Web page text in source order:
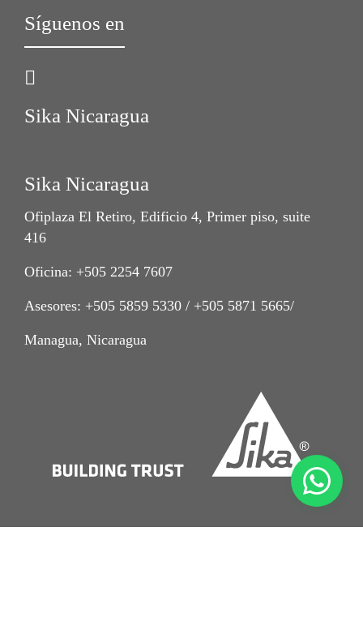
Síguenos en
Sika Nicaragua
Sika Nicaragua
Ofiplaza El Retiro, Edificio 4, Primer piso, suite
416
Oficina: +505 2254 7607
Asesores: +505 5859 5330 / +505 5871 5665/
Managua, Nicaragua